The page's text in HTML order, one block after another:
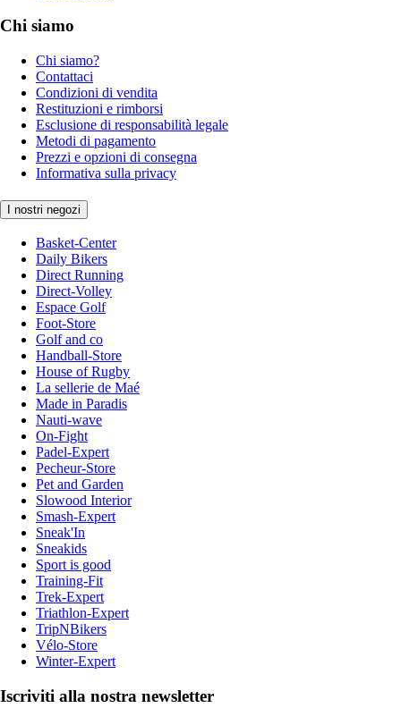
Chi siamo
Chi siamo?
Contattaci
Condizioni di vendita
Restituzioni e rimborsi
Esclusione di responsabilità legale
Metodi di pagamento
Prezzi e opzioni di consegna
Informativa sulla privacy
I nostri negozi
Basket-Center
Daily Bikers
Direct Running
Direct-Volley
Espace Golf
Foot-Store
Golf and co
Handball-Store
House of Rugby
La sellerie de Maé
Made in Paradis
Nauti-wave
On-Fight
Padel-Expert
Pecheur-Store
Pet and Garden
Slowood Interior
Smash-Expert
Sneak'In
Sneakids
Sport is good
Training-Fit
Trek-Expert
Triathlon-Expert
TripNBikers
Vélo-Store
Winter-Expert
Iscriviti alla nostra newsletter